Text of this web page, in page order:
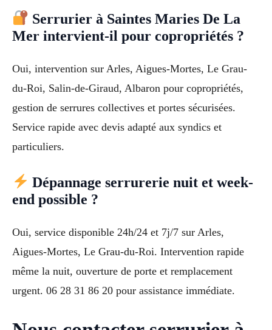
Serrurier à Saintes Maries De La
Mer intervient-il pour copropriétés ?
Oui, intervention sur Arles, Aigues-Mortes, Le Grau-
du-Roi, Salin-de-Giraud, Albaron pour copropriétés,
gestion de serrures collectives et portes sécurisées.
Service rapide avec devis adapté aux syndics et
particuliers.
Dépannage serrurerie nuit et week-
end possible ?
Oui, service disponible 24h/24 et 7j/7 sur Arles,
Aigues-Mortes, Le Grau-du-Roi. Intervention rapide
même la nuit, ouverture de porte et remplacement
urgent. 06 28 31 86 20 pour assistance immédiate.